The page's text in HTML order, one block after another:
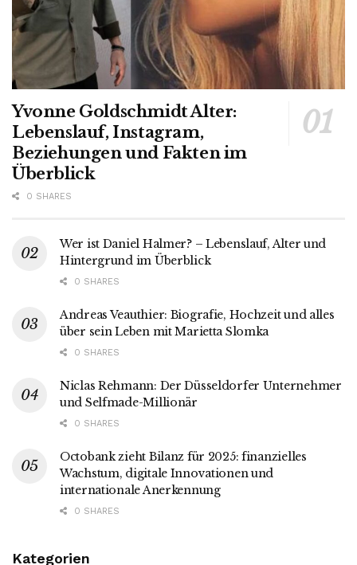
Yvonne Goldschmidt Alter:
Lebenslauf, Instagram,
Beziehungen und Fakten im
Überblick
0 SHARES
Wer ist Daniel Halmer? – Lebenslauf, Alter und
Hintergrund im Überblick
0 SHARES
Andreas Veauthier: Biografie, Hochzeit und alles
über sein Leben mit Marietta Slomka
0 SHARES
Niclas Rehmann: Der Düsseldorfer Unternehmer
und Selfmade-Millionär
0 SHARES
Octobank zieht Bilanz für 2025: finanzielles
Wachstum, digitale Innovationen und
internationale Anerkennung
0 SHARES
Kategorien